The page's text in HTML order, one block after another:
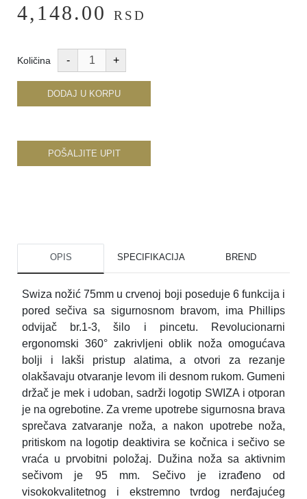
4,148.00 RSD
Količina
DODAJ U KORPU
POŠALJITE UPIT
OPIS SPECIFIKACIJA BREND
Swiza nožić 75mm u crvenoj boji poseduje 6 funkcija i
pored sečiva sa sigurnosnom bravom, ima Phillips
odvijač br.1-3, šilo i pincetu. Revolucionarni
ergonomski 360° zakrivljeni oblik noža omogućava
bolji i lakši pristup alatima, a otvori za rezanje
olakšavaju otvaranje levom ili desnom rukom. Gumeni
držač je mek i udoban, sadrži logotip SWIZA i otporan
je na ogrebotine. Za vreme upotrebe sigurnosna brava
sprečava zatvaranje noža, a nakon upotrebe noža,
pritiskom na logotip deaktivira se kočnica i sečivo se
vraća u prvobitni položaj. Dužina noža sa aktivnim
sečivom je 95 mm. Sečivo je izrađeno od
visokokvalitetnog i ekstremno tvrdog nerđajućeg